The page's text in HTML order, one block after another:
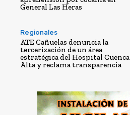
General Las Heras
Regionales
ATE Cañuelas denuncia la
tercerización de un área
estratégica del Hospital Cuenca
Alta y reclama transparencia